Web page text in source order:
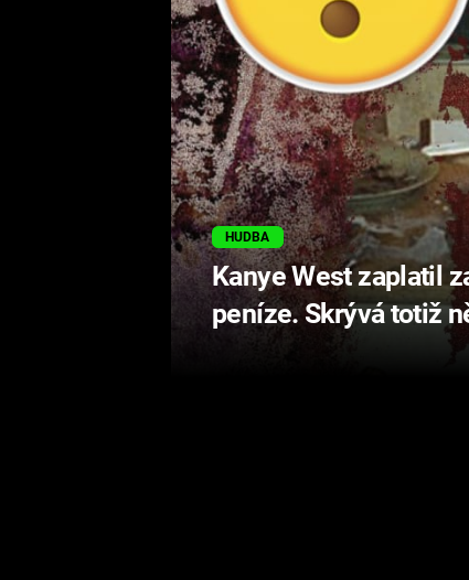
HUDBA
Kanye West zaplatil
peníze. Skrývá totiž